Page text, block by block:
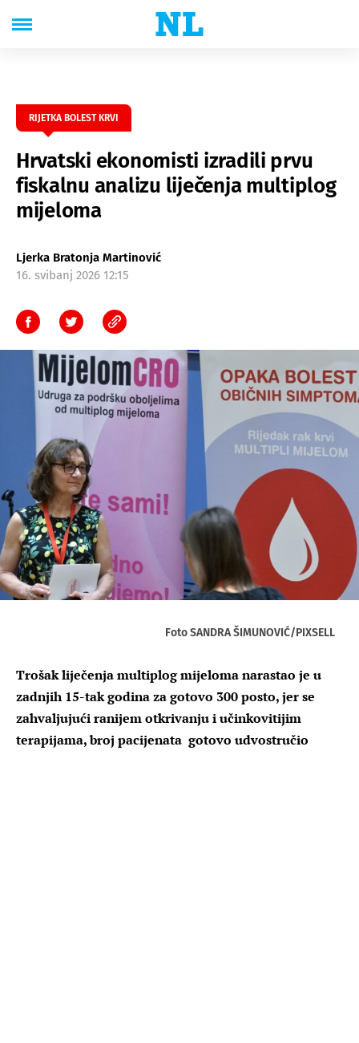
RIJETKA BOLEST KRVI
Hrvatski ekonomisti izradili prvu
fiskalnu analizu liječenja multiplog
mijeloma
Ljerka Bratonja Martinović
16. svibanj 2026 12:15
Foto SANDRA ŠIMUNOVIĆ/PIXSELL
Trošak liječenja multiplog mijeloma narastao je u
zadnjih 15-tak godina za gotovo 300 posto, jer se
zahvaljujući ranijem otkrivanju i učinkovitijim
terapijama, broj pacijenata gotovo udvostručio